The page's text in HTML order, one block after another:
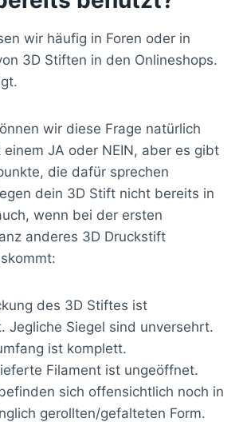
wir häufig in Foren oder in
3D Stiften in den Onlineshops.
wir diese Frage natürlich
JA oder NEIN, aber es gibt
die dafür sprechen
dein 3D Stift nicht bereits in
wenn bei der ersten
anderes 3D Druckstift
des 3D Stiftes ist
Jegliche Siegel sind unversehrt.
ist komplett.
Filament ist ungeöffnet.
sich offensichtlich noch in
gerollten/gefalteten Form.